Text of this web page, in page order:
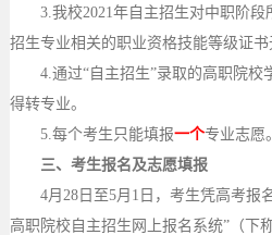
3.我校2021年自主招生对中职阶
招生专业相关的职业资格技能等级证书
4.通过“自主招生”录取的高职院
得转专业。
5.每个考生只能填报一个专业志愿。
三、考生报名及志愿填报
4月28日至5月1日，考生凭高考报
高职院校自主招生网上报名系统”（下